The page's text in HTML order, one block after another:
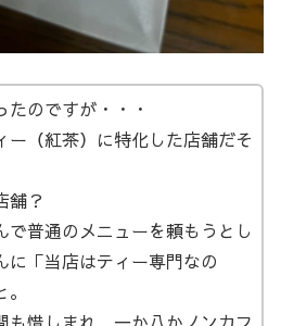
たのですが・・・
ー（紅茶）に特化した店舗だそ
舗？
で普通のメニューを頼もうとし
に「当店はティー専門なの